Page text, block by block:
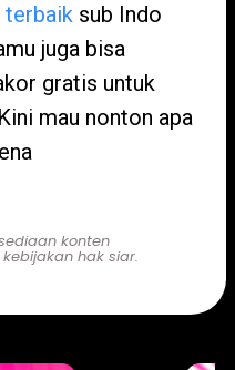
terbaik sub Indo
juga bisa
gratis untuk
mau nonton apa
konten
hak siar.